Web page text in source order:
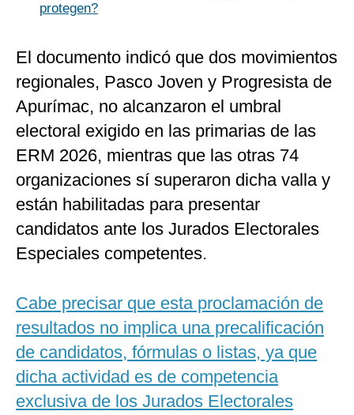
protegen?
El documento indicó que dos movimientos
regionales, Pasco Joven y Progresista de
Apurímac, no alcanzaron el umbral
electoral exigido en las primarias de las
ERM 2026, mientras que las otras 74
organizaciones sí superaron dicha valla y
están habilitadas para presentar
candidatos ante los Jurados Electorales
Especiales competentes.
Cabe precisar que esta proclamación de
resultados no implica una precalificación
de candidatos, fórmulas o listas, ya que
dicha actividad es de competencia
exclusiva de los Jurados Electorales